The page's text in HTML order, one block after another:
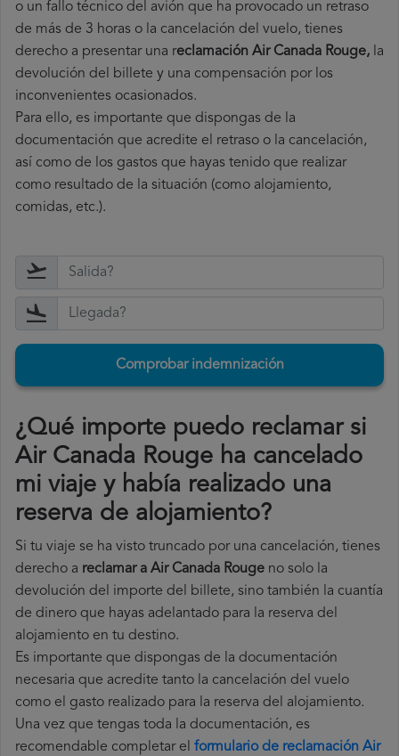
o un fallo técnico del avión que ha provocado un retraso
de más de 3 horas o la cancelación del vuelo, tienes
derecho a presentar una reclamación Air Canada Rouge, la
devolución del billete y una compensación por los
inconvenientes ocasionados.
Para ello, es importante que dispongas de la
documentación que acredite el retraso o la cancelación,
así como de los gastos que hayas tenido que realizar
como resultado de la situación (como alojamiento,
comidas, etc.).
Comprobar indemnización
¿Qué importe puedo reclamar si
Air Canada Rouge ha cancelado
mi viaje y había realizado una
reserva de alojamiento?
Si tu viaje se ha visto truncado por una cancelación, tienes
derecho a reclamar a Air Canada Rouge no solo la
devolución del importe del billete, sino también la cuantía
de dinero que hayas adelantado para la reserva del
alojamiento en tu destino.
Es importante que dispongas de la documentación
necesaria que acredite tanto la cancelación del vuelo
como el gasto realizado para la reserva del alojamiento.
Una vez que tengas toda la documentación, es
recomendable completar el formulario de reclamación Air